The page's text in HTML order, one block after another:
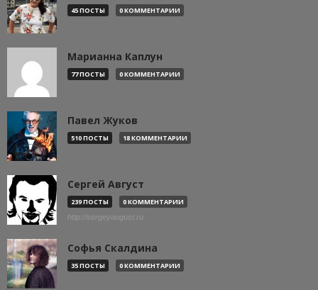
45 ПОСТЫ 0 КОММЕНТАРИИ
Марианна Каплун
77 ПОСТЫ 0 КОММЕНТАРИИ
Павел Жуков
510 ПОСТЫ 18 КОММЕНТАРИИ
Сергей Август
239 ПОСТЫ 0 КОММЕНТАРИИ
http://sergeyaugust.ru
Софья Скалдина
35 ПОСТЫ 0 КОММЕНТАРИИ